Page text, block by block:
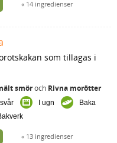
14 ingredienser
som tillagas i
smöroch Rivna morötter
I ugn
Baka
13 ingredienser